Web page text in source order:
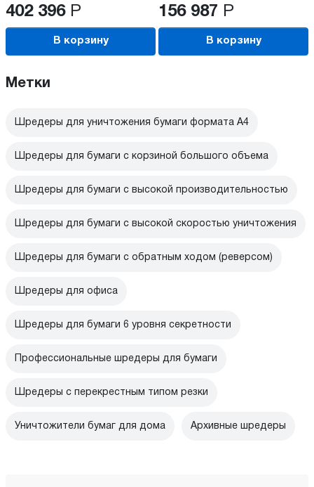
402 396 Р
В корзину
156 987 Р
В корзину
Метки
Шредеры для уничтожения бумаги формата А4
Шредеры для бумаги с корзиной большого объема
Шредеры для бумаги с высокой производительностью
Шредеры для бумаги с высокой скоростью уничтожения
Шредеры для бумаги с обратным ходом (реверсом)
Шредеры для офиса
Шредеры для бумаги 6 уровня секретности
Профессиональные шредеры для бумаги
Шредеры с перекрестным типом резки
Уничтожители бумаг для дома Архивные шредеры